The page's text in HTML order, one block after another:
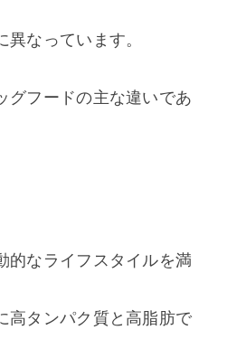
なっています。
グフードの主な違いであ
的なライフスタイルを満
高タンパク質と高脂肪で